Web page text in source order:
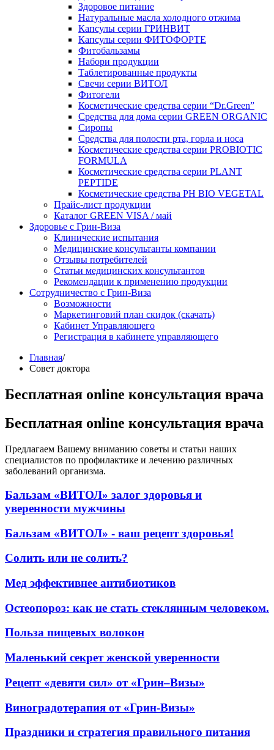
Здоровое питание
Натуральные масла холодного отжима
Капсулы серии ГРИНВИТ
Капсулы серии ФИТОФОРТЕ
Фитобальзамы
Набори продукции
Таблетированные продукты
Свечи серии ВИТОЛ
Фитогели
Косметические средства серии “Dr.Green”
Средства для дома серии GREEN ORGANIC
Сиропы
Средства для полости рта, горла и носа
Косметические средства серии PROBIOTIC
FORMULA
Косметические средства серии PLANT
PEPTIDE
Косметические средства PH BIO VEGETAL
Прайс-лист продукции
Каталог GREEN VISA / май
Здоровье с Грин-Виза
Клинические испытания
Медицинские консультанты компании
Отзывы потребителей
Статьи медицинских консультантов
Рекомендации к применению продукции
Сотрудничество с Грин-Виза
Возможности
Маркетинговий план скидок (скачать)
Кабинет Управляющего
Регистрация в кабинете управляющего
Главная/
Совет доктора
Бесплатная online консультация врача
Бесплатная online консультация врача
Предлагаем Вашему вниманию советы и статьи наших
специалистов по профилактике и лечению различных
заболеваний организма.
Бальзам «ВИТОЛ» залог здоровья и
уверенности мужчины
Бальзам «ВИТОЛ» - ваш рецепт здоровья!
Солить или не солить?
Мед эффективнее антибиотиков
Остеопороз: как не стать стеклянным человеком.
Польза пищевых волокон
Маленький секрет женской уверенности
Рецепт «девяти сил» от «Грин–Визы»
Виноградотерапия от «Грин-Визы»
Праздники и стратегия правильного питания